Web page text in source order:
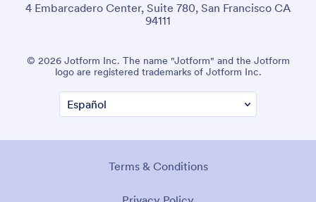
4 Embarcadero Center, Suite 780, San Francisco CA
94111
© 2026 Jotform Inc. The name "Jotform" and the Jotform
logo are registered trademarks of Jotform Inc.
Terms & Conditions